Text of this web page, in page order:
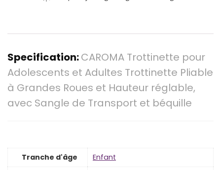
Specification:CAROMA Trottinette pour
Adolescents et Adultes Trottinette Pliable
à Grandes Roues et Hauteur réglable,
avec Sangle de Transport et béquille
Tranche d'âge
‎Enfant